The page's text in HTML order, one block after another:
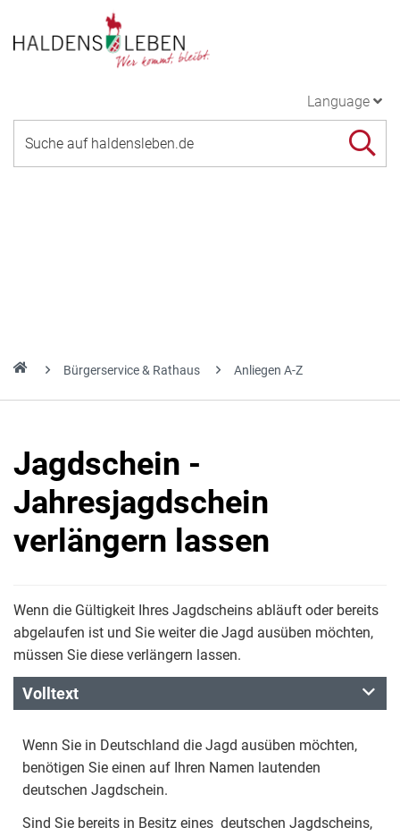
Language
Bürgerservice & Rathaus Anliegen A-Z
Jagdschein -
Jahresjagdschein
verlängern lassen
Wenn die Gültigkeit Ihres Jagdscheins abläuft oder bereits
abgelaufen ist und Sie weiter die Jagd ausüben möchten,
müssen Sie diese verlängern lassen.
Volltext
Wenn Sie in Deutschland die Jagd ausüben möchten,
benötigen Sie einen auf Ihren Namen lautenden
deutschen Jagdschein.
Sind Sie bereits in Besitz eines deutschen Jagdscheins,